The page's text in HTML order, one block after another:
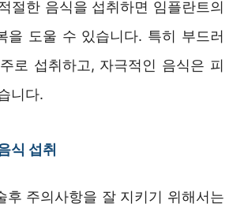
절한 음식을 섭취하면 임플란트의
을 도울 수 있습니다. 특히 부드러
로 섭취하고, 자극적인 음식은 피
니다.
식 섭취
후 주의사항을 잘 지키기 위해서는